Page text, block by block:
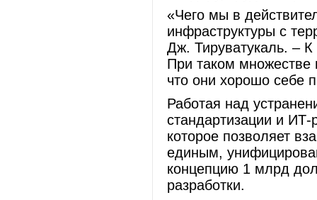
«Чего мы в
инфраструктуры с
Дж. Тируватукаль. – К
При таком множестве
что они хорошо себе
Работая над
стандартизации и ИТ-
которое позволяет
единым,
концепцию 1 млрд
разработки.